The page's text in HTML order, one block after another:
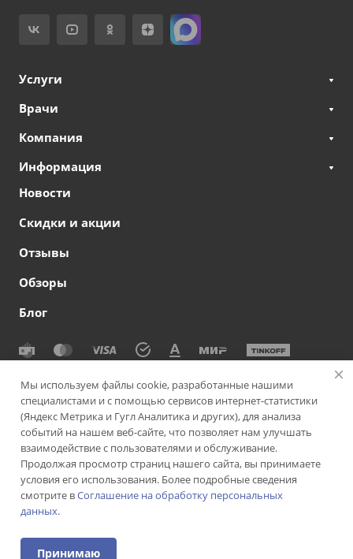
Услуги
Врачи
Компания
Информация
Новости
Скидки и акции
Отзывы
Обзоры
Блог
© 2026 Сеть офтальмологических клиник СВЕТОДАР
Политика конфиденциальности
|
Согласие на обработку
персональных данных
Политика использования cookie-
Пользовательское соглашение
Версия для слабовидящих Подписаться на рассылку
ИМЕЮТСЯ ПРОТИВОПОКАЗАНИЯ. НЕОБХОДИМА
Мы используем файлы cookie, разработанные нашими
специалистами и с помощью сервисов интернет-статистики
(Яндекс Метрика и Гугл Аналитика и других), для анализа
событий на нашем веб-сайте, что позволяет нам улучшать
взаимодействие с пользователями и обслуживание.
Продолжая просмотр страниц нашего сайта, вы принимаете
условия его использования. Более подробные сведения
смотрите вСоглашение на обработку персональных
данных.
Принимаю